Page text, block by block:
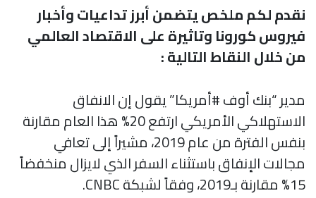
نقدم لكم ملخص يتضمن أبرز تداعيات وأخبار
فيروس كورونا وتاثيرة على الاقتصاد العالمي
من خلال النقاط التالية :
مدير “بنك أوف #أمريكا” يقول إن الانفاق
الاستهلاكي الأمريكي ارتفع 20% هذا العام مقارنة
بنفس الفترة من عام 2019، مشيراً إلى تعافي
مجالات الإنفاق باستثناء السفر الذي لايزال منخفضاً
15% مقارنة بـ2019، وفقاً لشبكة CNBC.